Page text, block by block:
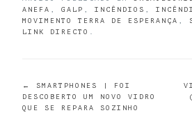
ANEFA
GALP INCÊNDIOS
MOVIMENTO TERRA DE ESPERANÇA
LINK DIRECTO
POST
←
SMARTPHONES | FOI
DESCOBERTO UM NOVO VIDRO
QUE SE REPARA SOZINHO